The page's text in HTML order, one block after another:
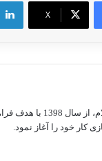
X
رسانه کاشمر
کار خود را آغاز نمود.